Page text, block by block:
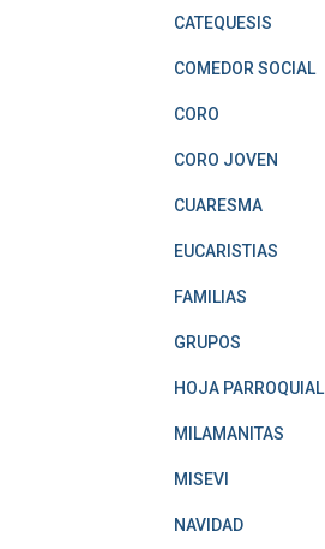
CATEQUESIS
COMEDOR SOCIAL
CORO
CORO JOVEN
CUARESMA
EUCARISTIAS
FAMILIAS
GRUPOS
HOJA PARROQUIAL
MILAMANITAS
MISEVI
NAVIDAD